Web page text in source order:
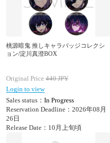
桃源暗鬼 推しキャラバッジコレクシ
ョン/淀川真澄BOX
Original Price 440JPY
Login to view
Sales status： In Progress
Reservation Deadline：2026年08月
26日
Release Date：10月上旬頃